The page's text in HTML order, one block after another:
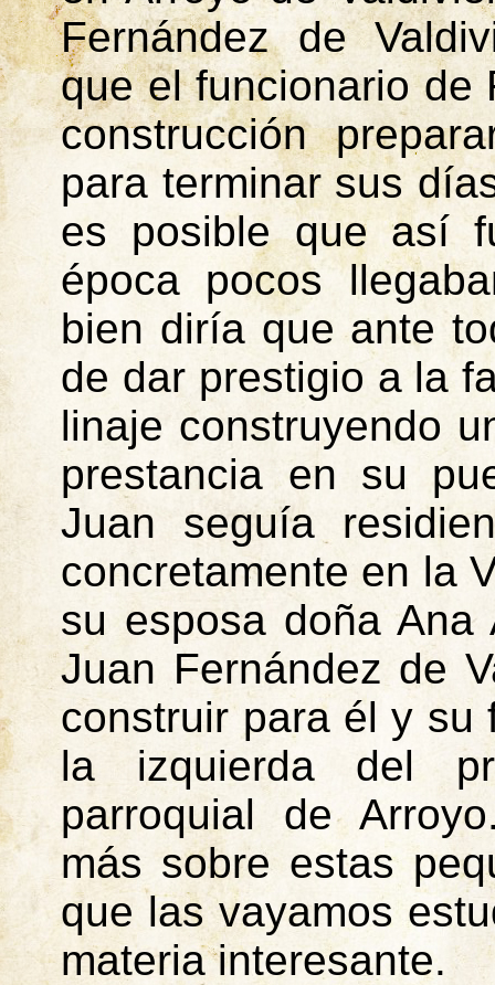
Fernández de
que el funcionario de
construcción
para terminar sus
es posible que así
época pocos
bien diría que ante
de dar prestigio a la
linaje construyendo
prestancia en su
Juan seguía
concretamente en la
su esposa doña Ana
Juan Fernández de
construir para él y su
la izquierda del
parroquial de
más sobre estas
que las vayamos
materia interesante.